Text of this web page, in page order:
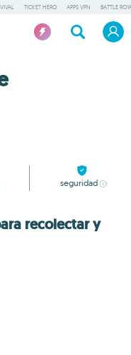
TICKET HERO APPS VPN BATTLE
seguridad
recolectar y